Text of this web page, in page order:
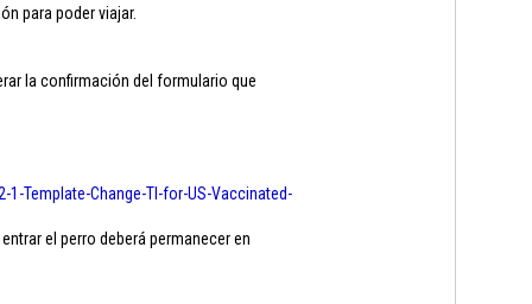
para poder viajar.
la confirmación del formulario que
1-Template-Change-TI-for-US-Vaccinated-
el perro deberá permanecer en